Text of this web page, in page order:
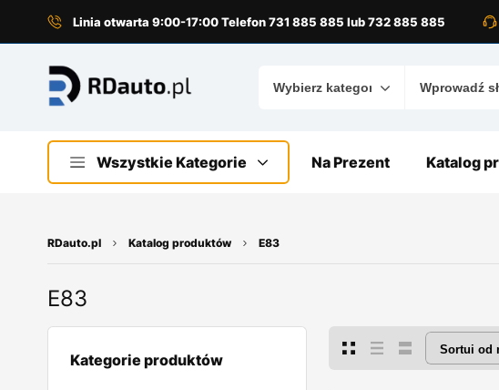
Linia otwarta 9:00-17:00 Telefon 731 885 885 lub 732 885 885
Wszystkie Kategorie Na Prezent Katalog
RDauto.pl Katalog produktów E83
E83
Kategorie produktów